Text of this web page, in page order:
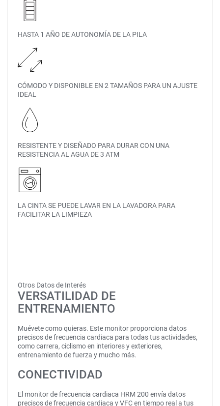
HASTA 1 AÑO DE AUTONOMÍA DE LA PILA
CÓMODO Y DISPONIBLE EN 2 TAMAÑOS PARA UN AJUSTE
IDEAL
RESISTENTE Y DISEÑADO PARA DURAR CON UNA
RESISTENCIA AL AGUA DE 3 ATM
LA CINTA SE PUEDE LAVAR EN LA LAVADORA PARA
FACILITAR LA LIMPIEZA
Otros Datos de Interés
VERSATILIDAD DE
ENTRENAMIENTO
Muévete como quieras. Este monitor proporciona datos
precisos de frecuencia cardiaca para todas tus actividades,
como carrera, ciclismo en interiores y exteriores,
entrenamiento de fuerza y mucho más.
CONECTIVIDAD
El monitor de frecuencia cardiaca HRM 200 envía datos
precisos de frecuencia cardiaca y VFC en tiempo real a tus